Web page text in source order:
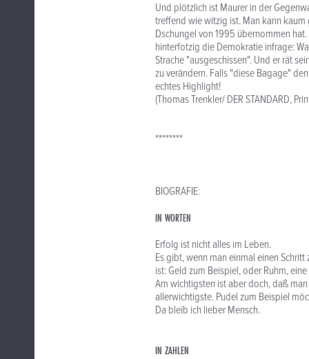
Und plötzlich ist Maurer in der
treffend wie witzig ist. Man kann
Dschungel von 1995 übernommen
hinterfotzig die Demokratie infrage:
Strache "ausgeschissen". Und er rät
zu verändern. Falls "diese Bagage"
echtes Highlight!
(Thomas Trenkler/ DER STANDARD,
********
BIOGRAFIE:
IN WORTEN
Erfolg ist nicht alles im Leben.
Es gibt, wenn man einmal einen
ist: Geld zum Beispiel, oder Ruhm,
Am wichtigsten ist aber doch, daß
allerwichtigste. Pudel zum Beispiel
Da bleib ich lieber Mensch.
IN ZAHLEN